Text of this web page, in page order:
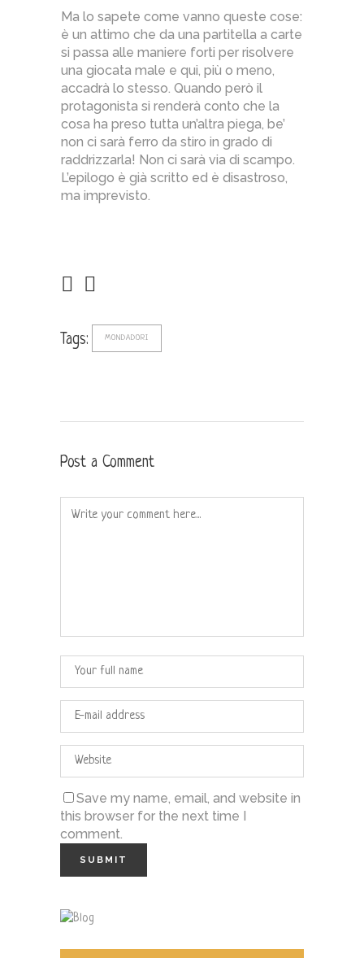
Ma lo sapete come vanno queste cose:
è un attimo che da una partitella a carte
si passa alle maniere forti per risolvere
una giocata male e qui, più o meno,
accadrà lo stesso. Quando però il
protagonista si renderà conto che la
cosa ha preso tutta un’altra piega, be’
non ci sarà ferro da stiro in grado di
raddrizzarla! Non ci sarà via di scampo.
L’epilogo è già scritto ed è disastroso,
ma imprevisto.
Tags: MONDADORI
Post a Comment
Save my name, email, and website in
this browser for the next time I
comment.